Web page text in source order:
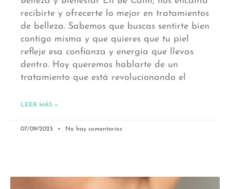
recibirte y ofrecerte lo mejor en tratamientos
de belleza. Sabemos que buscas sentirte bien
contigo misma y que quieres que tu piel
refleje esa confianza y energía que llevas
dentro. Hoy queremos hablarte de un
tratamiento que está revolucionando el
LEER MÁS »
07/09/2025 No hay comentarios